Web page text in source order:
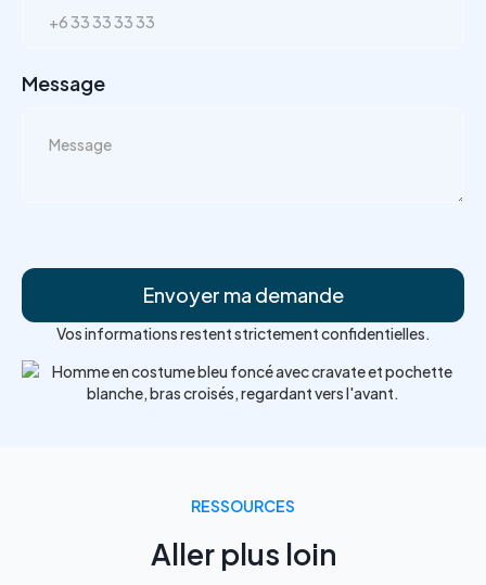
Message
Vos informations restent strictement confidentielles.
RESSOURCES
Aller plus loin